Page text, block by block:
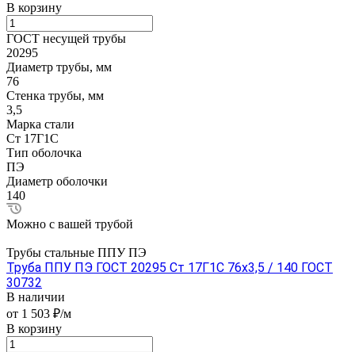
В корзину
ГОСТ несущей трубы
20295
Диаметр трубы, мм
76
Стенка трубы, мм
3,5
Марка стали
Ст 17Г1С
Тип оболочка
ПЭ
Диаметр оболочки
140
Можно с вашей трубой
Трубы стальные ППУ ПЭ
Труба ППУ ПЭ ГОСТ 20295 Ст 17Г1С 76x3,5 / 140 ГОСТ
30732
В наличии
от 1 503 ₽/м
В корзину